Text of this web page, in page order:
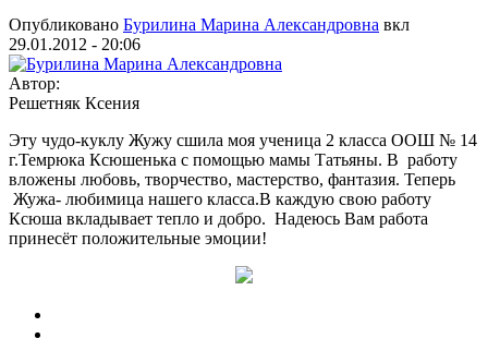
Опубликовано Бурилина Марина Александровна вкл
29.01.2012 - 20:06
Автор:
Решетняк Ксения
Эту чудо-куклу Жужу сшила моя ученица 2 класса ООШ № 14
г.Темрюка Ксюшенька с помощью мамы Татьяны. В работу
вложены любовь, творчество, мастерство, фантазия. Теперь
Жужа- любимица нашего класса.В каждую свою работу
Ксюша вкладывает тепло и добро. Надеюсь Вам работа
принесёт положительные эмоции!